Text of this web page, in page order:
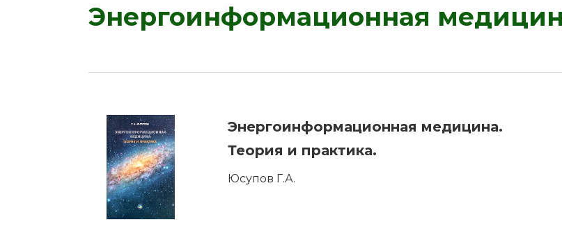
Энергоинформационная
Энергоинформационная медицина.
Теория и практика.
Юсупов Г.А.